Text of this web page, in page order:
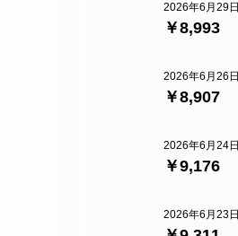
￥8,993
2026年6月29日
￥8,907
2026年6月26日
￥9,176
2026年6月24日
2026年6月23日